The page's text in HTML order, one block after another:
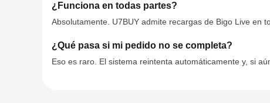
¿Funciona en todas partes?
Absolutamente. U7BUY admite recargas de Bigo Live en
¿Qué pasa si mi pedido no se completa?
Eso es raro. El sistema reintenta automáticamente y, si